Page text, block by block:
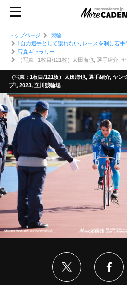
トップページ
競輪
｢自力選手として譲れない｣レースを制し若
写真ギャラリー
（写真 : 1枚目/121枚）太田海也, 選手紹介,
（写真 : 1枚目/121枚）太田海也, 選手紹介, ヤ
プリ2023, 立川競輪場